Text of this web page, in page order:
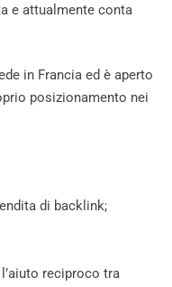
e attualmente conta
in Francia ed è aperto
posizionamento nei
di backlink;
reciproco tra